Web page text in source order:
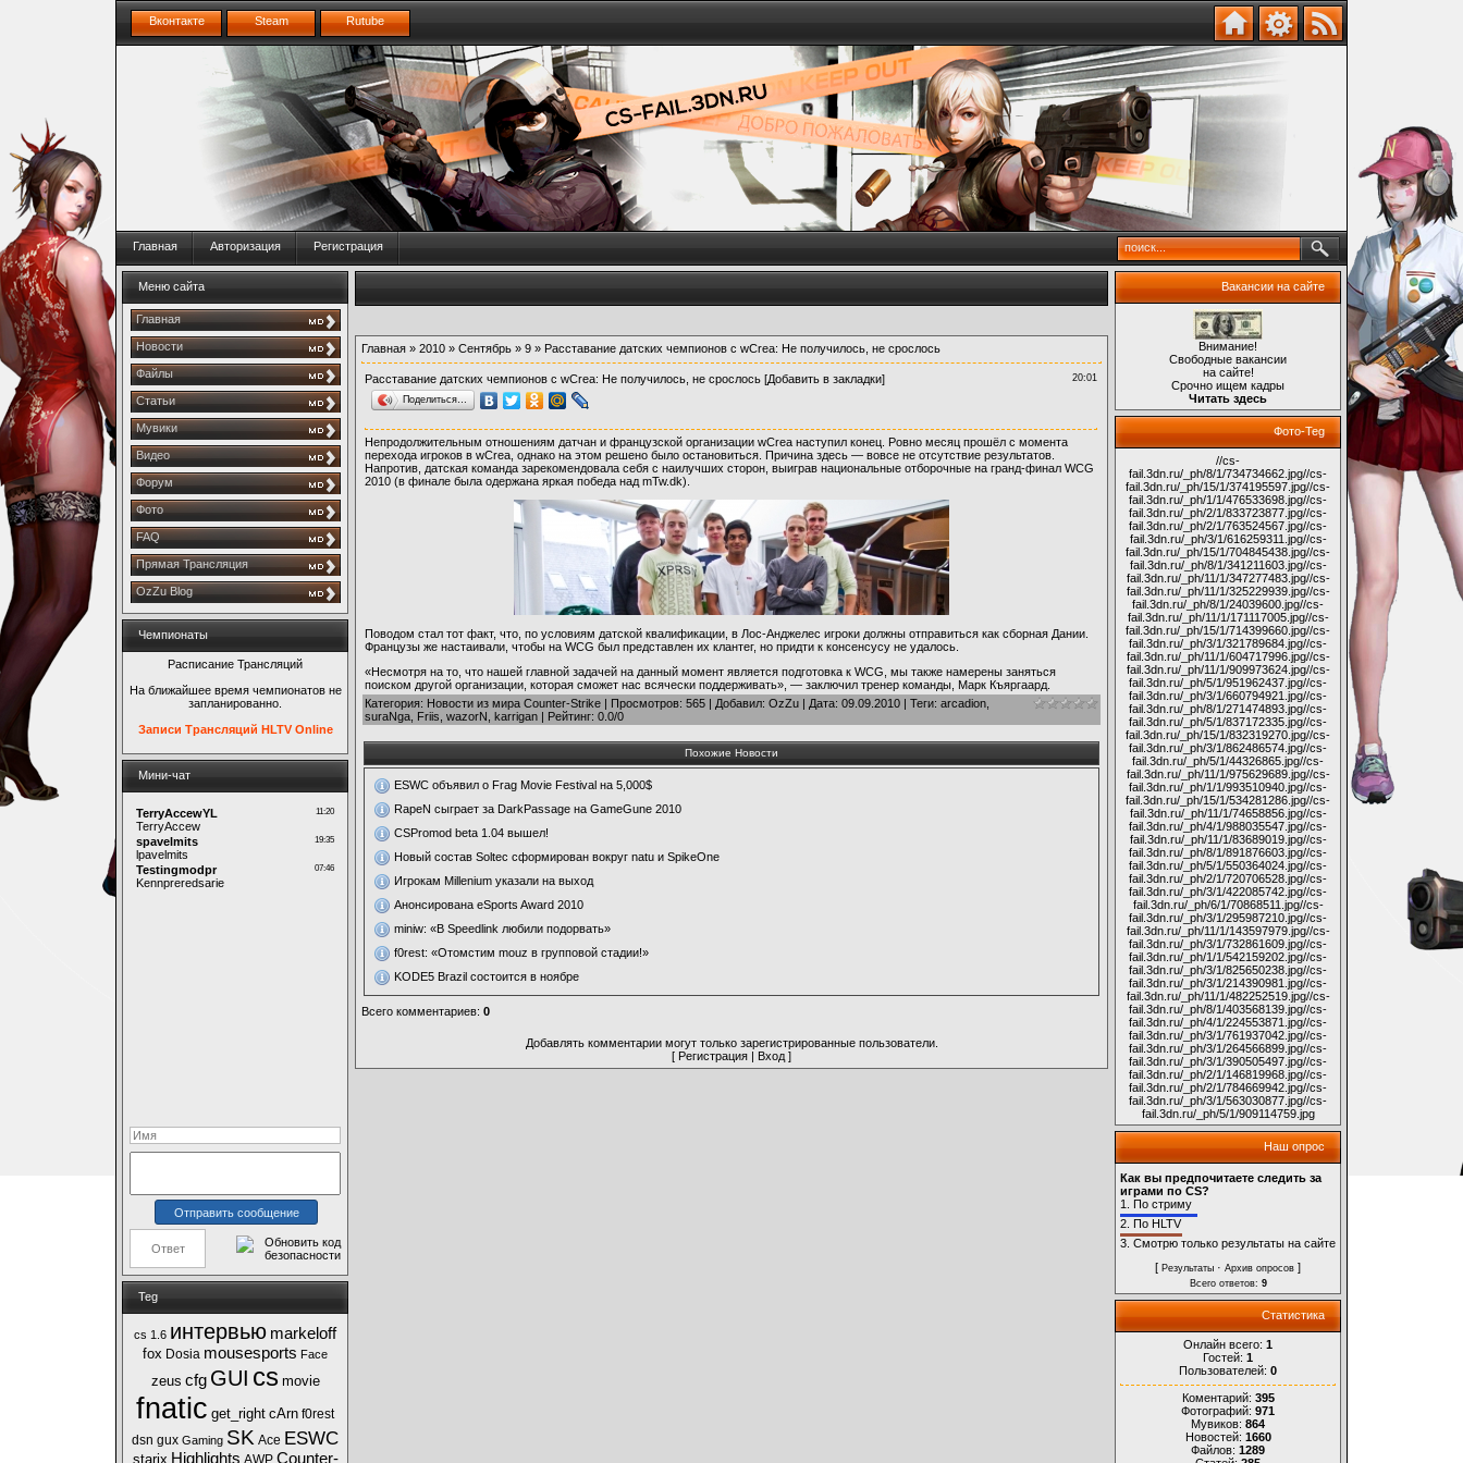
Вконтакте Steam Rutube
Главная Авторизация Регистрация
Меню сайта
Главная
Новости
Файлы
Статьи
Мувики
Видео
Форум
Фото
FAQ
Прямая Трансляция
OzZu Blog
Чемпионаты
Расписание Трансляций
На ближайшее время чемпионатов не
запланированно.
Записи Трансляций HLTV Online
Мини-чат
Teg
cs 1.6 интервью markeloff
fox Dosia mousesports Face
zeus cfg GUI cs movie
fnatic get_right cArn f0rest
dsn gux Gaming SK Ace ESWC
starix Highlights AWP Counter-
Главная » 2010 » Сентябрь » 9 » Расставание датских чемпионов с wCrea: Не получилось, не срослось
20:01
Расставание датских чемпионов с wCrea: Не получилось, не срослось [Добавить в закладки]
Поделиться…
Непродолжительным отношениям датчан и французской организации wCrea наступил конец. Ровно месяц прошёл с момента
перехода игроков в wCrea, однако на этом решено было остановиться. Причина здесь — вовсе не отсутствие результатов.
Напротив, датская команда зарекомендовала себя с наилучших сторон, выиграв национальные отборочные на гранд-финал WCG
2010 (в финале была одержана яркая победа над mTw.dk).
Поводом стал тот факт, что, по условиям датской квалификации, в Лос-Анджелес игроки должны отправиться как сборная Дании.
Французы же настаивали, чтобы на WCG был представлен их клантег, но придти к консенсусу не удалось.
«Несмотря на то, что нашей главной задачей на данный момент является подготовка к WCG, мы также намерены заняться
поиском другой организации, которая сможет нас всячески поддерживать», — заключил тренер команды, Марк Къяргаард.
Категория: Новости из мира Counter-Strike | Просмотров: 565 | Добавил: OzZu | Дата: 09.09.2010 | Теги: arcadion
suraNga Friis wazorN karrigan | Рейтинг: 0.0/0
Похожие Новости
ESWC объявил о Frag Movie Festival на 5,000$
RapeN сыграет за DarkPassage на GameGune 2010
CSPromod beta 1.04 вышел!
Новый состав Soltec сформирован вокруг natu и SpikeOne
Игрокам Millenium указали на выход
Анонсирована eSports Award 2010
miniw: «В Speedlink любили подорвать»
f0rest: «Отомстим mouz в групповой стадии!»
KODE5 Brazil состоится в ноябре
Всего комментариев: 0
Добавлять комментарии могут только зарегистрированные пользователи.
[ Регистрация | Вход ]
Вакансии на сайте
Внимание!
Свободные вакансии
на сайте!
Срочно ищем кадры
Читать здесь
Фото-Teg
//cs-
fail.3dn.ru/_ph/8/1/734734662.jpg//cs-
fail.3dn.ru/_ph/15/1/374195597.jpg//cs-
fail.3dn.ru/_ph/1/1/476533698.jpg//cs-
fail.3dn.ru/_ph/2/1/833723877.jpg//cs-
fail.3dn.ru/_ph/2/1/763524567.jpg//cs-
fail.3dn.ru/_ph/3/1/616259311.jpg//cs-
fail.3dn.ru/_ph/15/1/704845438.jpg//cs-
fail.3dn.ru/_ph/8/1/341211603.jpg//cs-
fail.3dn.ru/_ph/11/1/347277483.jpg//cs-
fail.3dn.ru/_ph/11/1/325229939.jpg//cs-
fail.3dn.ru/_ph/8/1/24039600.jpg//cs-
fail.3dn.ru/_ph/11/1/171117005.jpg//cs-
fail.3dn.ru/_ph/15/1/714399660.jpg//cs-
fail.3dn.ru/_ph/3/1/321789684.jpg//cs-
fail.3dn.ru/_ph/11/1/604717996.jpg//cs-
fail.3dn.ru/_ph/11/1/909973624.jpg//cs-
fail.3dn.ru/_ph/5/1/951962437.jpg//cs-
fail.3dn.ru/_ph/3/1/660794921.jpg//cs-
fail.3dn.ru/_ph/8/1/271474893.jpg//cs-
fail.3dn.ru/_ph/5/1/837172335.jpg//cs-
fail.3dn.ru/_ph/15/1/832319270.jpg//cs-
fail.3dn.ru/_ph/3/1/862486574.jpg//cs-
fail.3dn.ru/_ph/5/1/44326865.jpg//cs-
fail.3dn.ru/_ph/11/1/975629689.jpg//cs-
fail.3dn.ru/_ph/1/1/993510940.jpg//cs-
fail.3dn.ru/_ph/15/1/534281286.jpg//cs-
fail.3dn.ru/_ph/11/1/74658856.jpg//cs-
fail.3dn.ru/_ph/4/1/988035547.jpg//cs-
fail.3dn.ru/_ph/11/1/83689019.jpg//cs-
fail.3dn.ru/_ph/8/1/891876603.jpg//cs-
fail.3dn.ru/_ph/5/1/550364024.jpg//cs-
fail.3dn.ru/_ph/2/1/720706528.jpg//cs-
fail.3dn.ru/_ph/3/1/422085742.jpg//cs-
fail.3dn.ru/_ph/6/1/70868511.jpg//cs-
fail.3dn.ru/_ph/3/1/295987210.jpg//cs-
fail.3dn.ru/_ph/11/1/143597979.jpg//cs-
fail.3dn.ru/_ph/3/1/732861609.jpg//cs-
fail.3dn.ru/_ph/1/1/542159202.jpg//cs-
fail.3dn.ru/_ph/3/1/825650238.jpg//cs-
fail.3dn.ru/_ph/3/1/214390981.jpg//cs-
fail.3dn.ru/_ph/11/1/482252519.jpg//cs-
fail.3dn.ru/_ph/8/1/403568139.jpg//cs-
fail.3dn.ru/_ph/4/1/224553871.jpg//cs-
fail.3dn.ru/_ph/3/1/761937042.jpg//cs-
fail.3dn.ru/_ph/3/1/264566899.jpg//cs-
fail.3dn.ru/_ph/3/1/390505497.jpg//cs-
fail.3dn.ru/_ph/2/1/146819968.jpg//cs-
fail.3dn.ru/_ph/2/1/784669942.jpg//cs-
fail.3dn.ru/_ph/3/1/563030877.jpg//cs-
fail.3dn.ru/_ph/5/1/909114759.jpg
Наш опрос
Как вы предпочитаете следить за
играми по CS?
1. По стриму
2. По HLTV
3. Смотрю только результаты на сайте
[ Результаты · Архив опросов ]
Всего ответов: 9
Статистика
Онлайн всего: 1
Гостей: 1
Пользователей: 0
Коментарий: 395
Фотографий: 971
Мувиков: 864
Новостей: 1660
Файлов: 1289